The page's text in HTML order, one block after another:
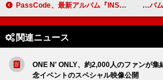
PassCode、最新アルバム『INSIGNIA』を引っ提げたツアー完走 ファイナル公演の公式レポ到着
関連ニュース
ONE N' ONLY、約2,000人のファンが集
念イベントのスペシャル映像公開